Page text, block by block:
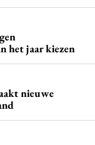
het jaar kiezen
nieuwe